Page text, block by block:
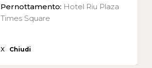
Pernottamento: Hotel Riu Plaza
Times Square
X Chiudi